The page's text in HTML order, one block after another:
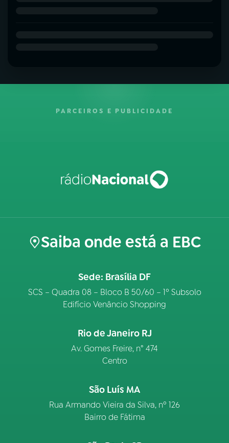
PARCEIROS E PUBLICIDADE
Saiba onde está a EBC
Sede: Brasília DF
SCS – Quadra 08 – Bloco B 50/60 – 1º Subsolo
Edifício Venâncio Shopping
Rio de Janeiro RJ
Av. Gomes Freire, n° 474
Centro
São Luís MA
Rua Armando Vieira da Silva, nº 126
Bairro de Fátima